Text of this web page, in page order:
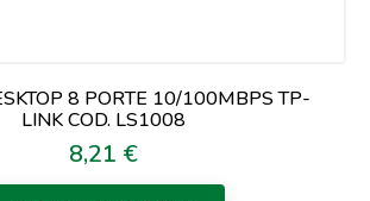
8 PORTE 10/100MBPS TP-
LINK COD. LS1008
Prezzo
8,21 €